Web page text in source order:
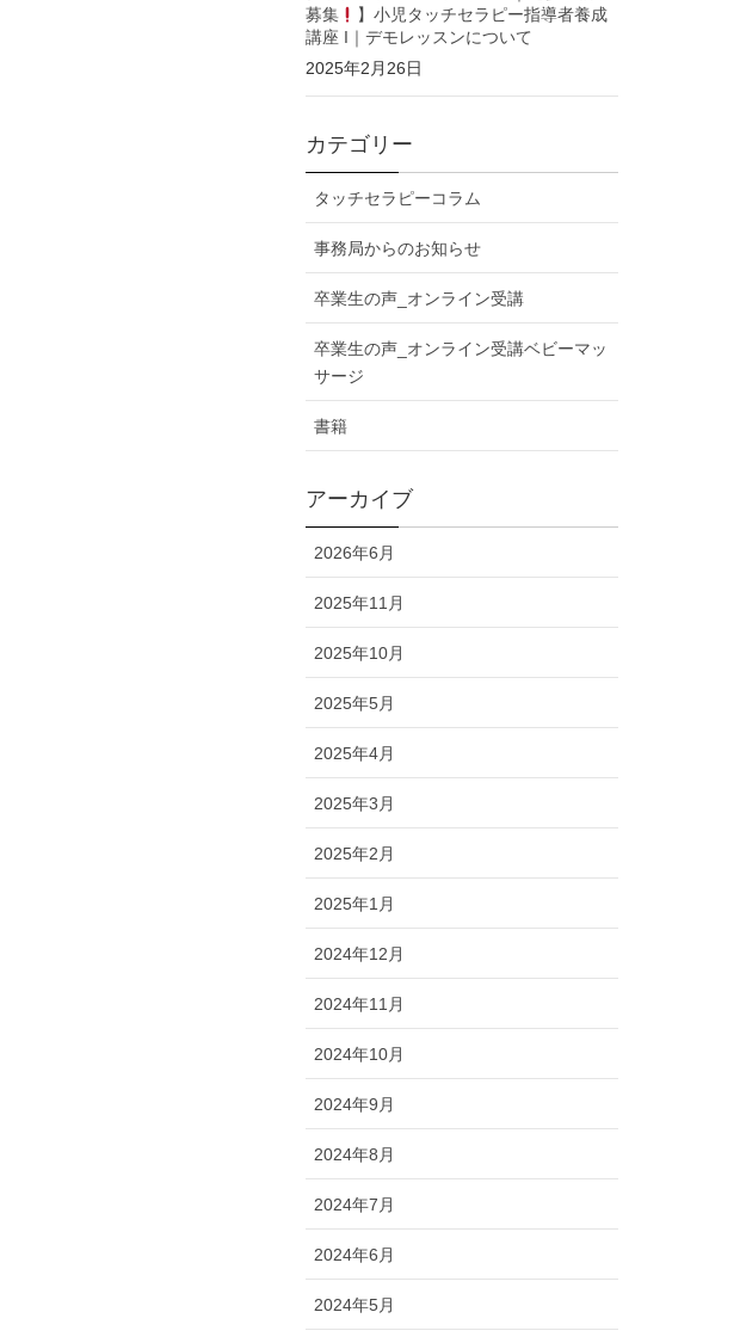
募集
】小児タッチセラピー指導者養成
講座 I｜デモレッスンについて
2025年2月26日
カテゴリー
タッチセラピーコラム
事務局からのお知らせ
卒業生の声_オンライン受講
卒業生の声_オンライン受講ベビーマッ
サージ
書籍
アーカイブ
2026年6月
2025年11月
2025年10月
2025年5月
2025年4月
2025年3月
2025年2月
2025年1月
2024年12月
2024年11月
2024年10月
2024年9月
2024年8月
2024年7月
2024年6月
2024年5月